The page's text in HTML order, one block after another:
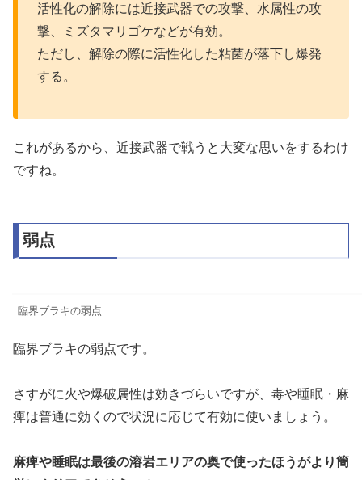
活性化の解除には近接武器での攻撃、水属性の攻
撃、ミズタマリゴケなどが有効。
ただし、解除の際に活性化した粘菌が落下し爆発
する。
これがあるから、近接武器で戦うと大変な思いをするわけ
ですね。
弱点
臨界ブラキの弱点
臨界ブラキの弱点です。
さすがに火や爆破属性は効きづらいですが、毒や睡眠・麻
痺は普通に効くので状況に応じて有効に使いましょう。
麻痺や睡眠は最後の溶岩エリアの奥で使ったほうがより簡